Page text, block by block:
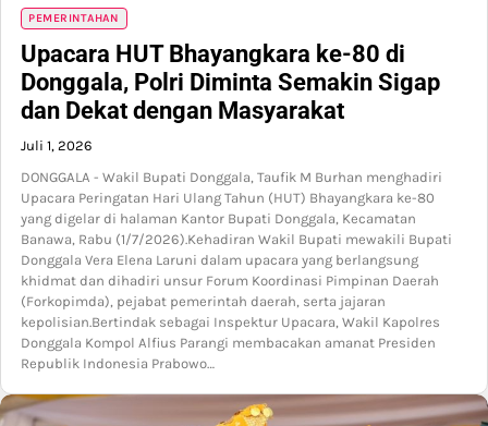
PEMERINTAHAN
Upacara HUT Bhayangkara ke-80 di
Donggala, Polri Diminta Semakin Sigap
dan Dekat dengan Masyarakat
Juli 1, 2026
DONGGALA - Wakil Bupati Donggala, Taufik M Burhan menghadiri
Upacara Peringatan Hari Ulang Tahun (HUT) Bhayangkara ke-80
yang digelar di halaman Kantor Bupati Donggala, Kecamatan
Banawa, Rabu (1/7/2026).Kehadiran Wakil Bupati mewakili Bupati
Donggala Vera Elena Laruni dalam upacara yang berlangsung
khidmat dan dihadiri unsur Forum Koordinasi Pimpinan Daerah
(Forkopimda), pejabat pemerintah daerah, serta jajaran
kepolisian.Bertindak sebagai Inspektur Upacara, Wakil Kapolres
Donggala Kompol Alfius Parangi membacakan amanat Presiden
Republik Indonesia Prabowo…